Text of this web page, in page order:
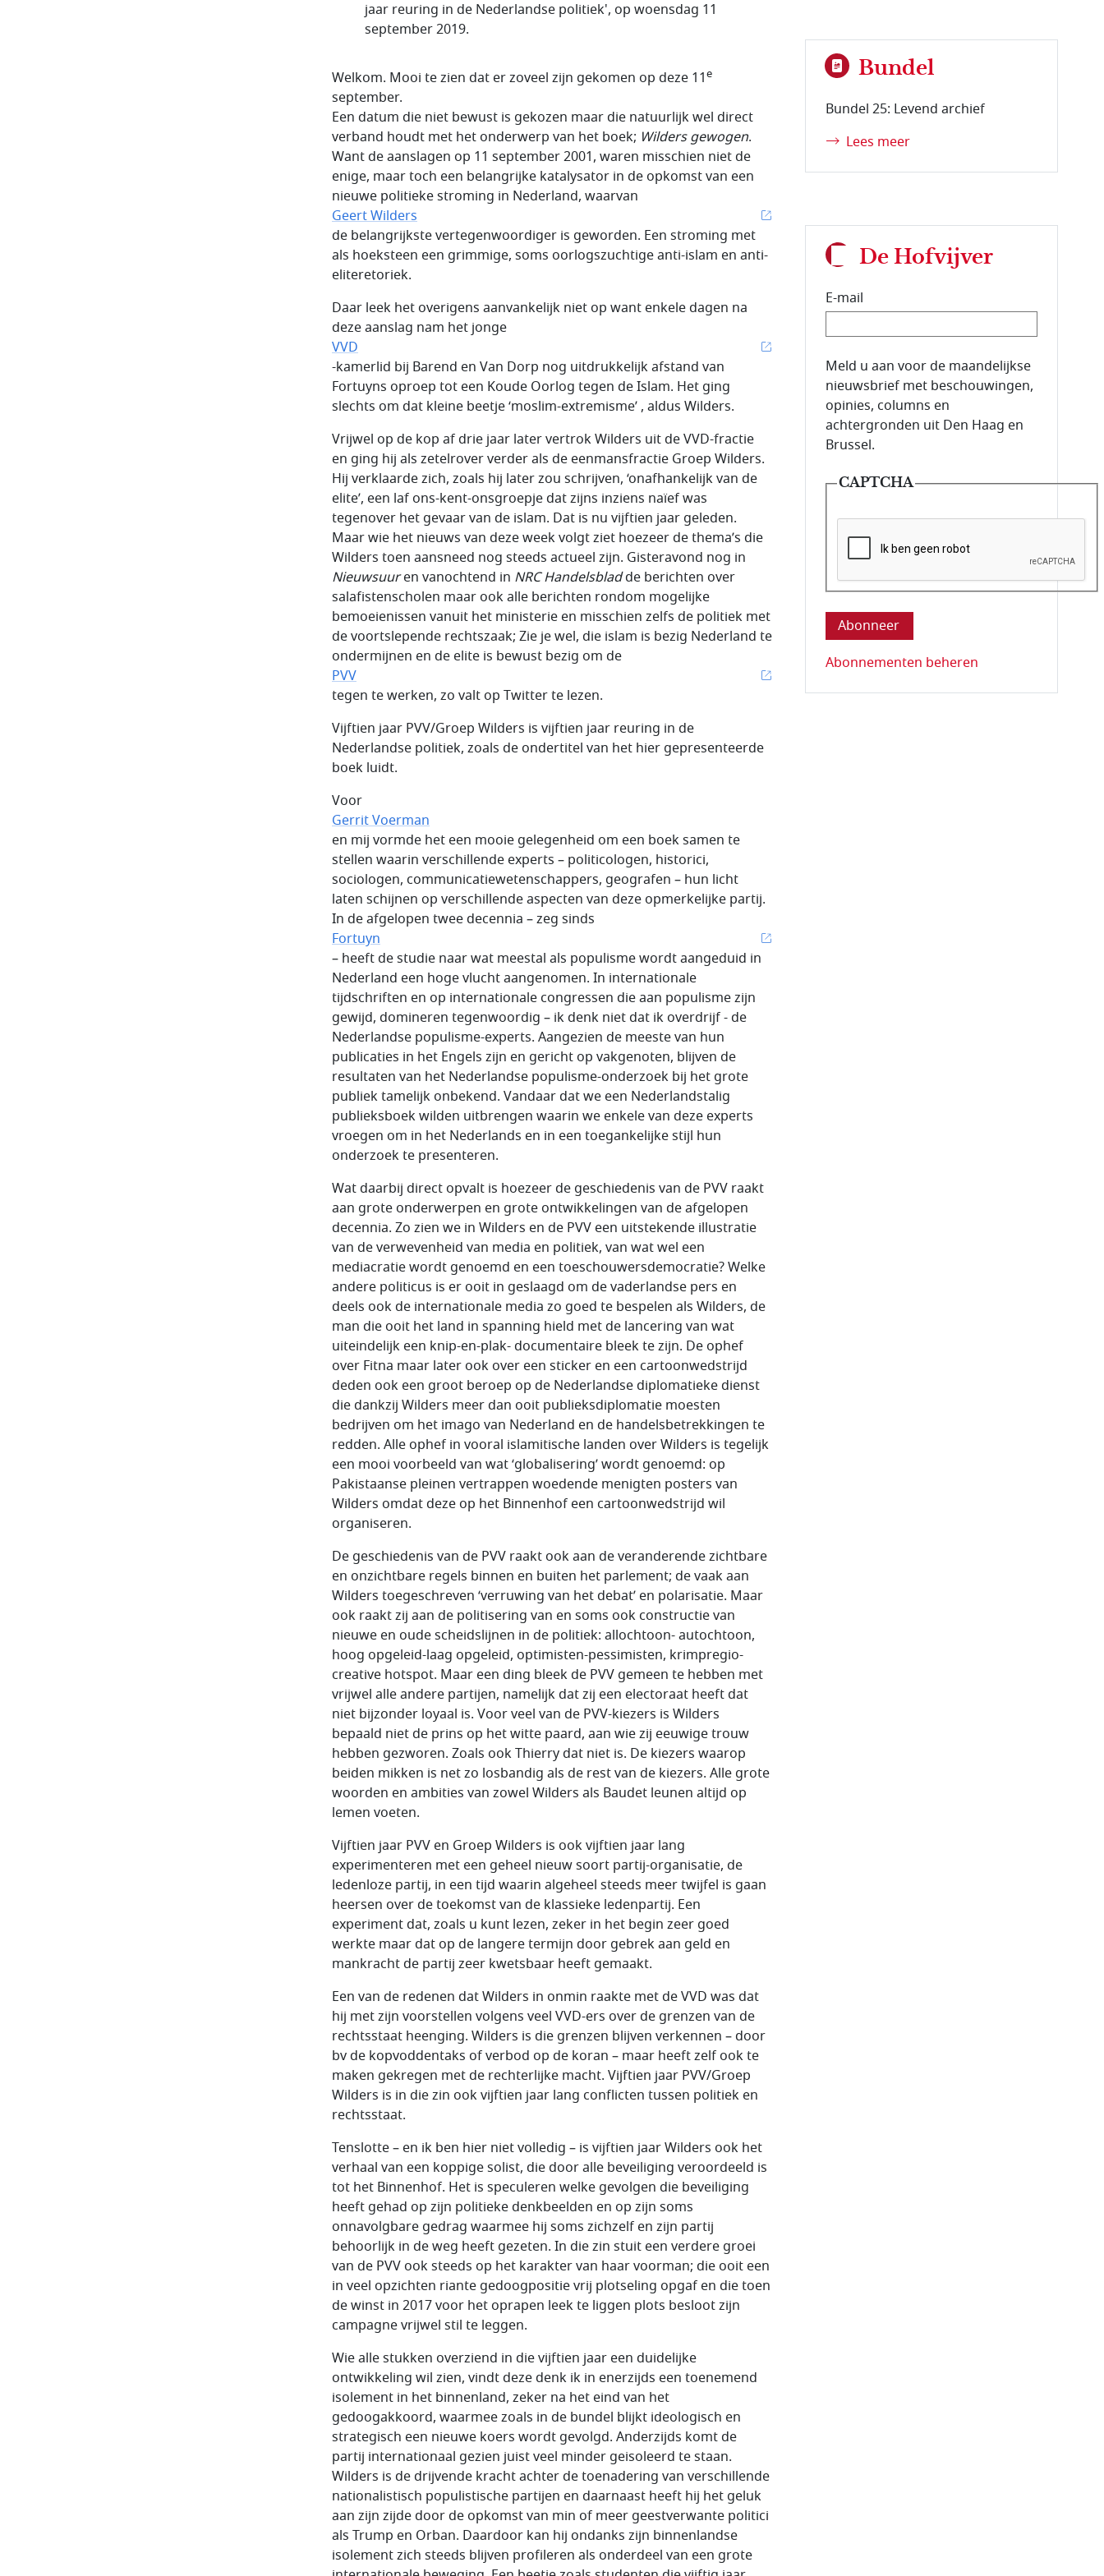
jaar reuring in de Nederlandse politiek', op woensdag 11
september 2019.
Welkom. Mooi te zien dat er zoveel zijn gekomen op deze 11e
september.
Een datum die niet bewust is gekozen maar die natuurlijk wel direct
verband houdt met het onderwerp van het boek; Wilders gewogen.
Want de aanslagen op 11 september 2001, waren misschien niet de
enige, maar toch een belangrijke katalysator in de opkomst van een
nieuwe politieke stroming in Nederland, waarvan
Geert Wilders
de belangrijkste vertegenwoordiger is geworden. Een stroming met
als hoeksteen een grimmige, soms oorlogszuchtige anti-islam en anti-
eliteretoriek.
Daar leek het overigens aanvankelijk niet op want enkele dagen na
deze aanslag nam het jonge
VVD
-kamerlid bij Barend en Van Dorp nog uitdrukkelijk afstand van
Fortuyns oproep tot een Koude Oorlog tegen de Islam. Het ging
slechts om dat kleine beetje ‘moslim-extremisme’ , aldus Wilders.
Vrijwel op de kop af drie jaar later vertrok Wilders uit de VVD-fractie
en ging hij als zetelrover verder als de eenmansfractie Groep Wilders.
Hij verklaarde zich, zoals hij later zou schrijven, ‘onafhankelijk van de
elite’, een laf ons-kent-onsgroepje dat zijns inziens naïef was
tegenover het gevaar van de islam. Dat is nu vijftien jaar geleden.
Maar wie het nieuws van deze week volgt ziet hoezeer de thema’s die
Wilders toen aansneed nog steeds actueel zijn. Gisteravond nog in
Nieuwsuuren vanochtend in NRC Handelsbladde berichten over
salafistenscholen maar ook alle berichten rondom mogelijke
bemoeienissen vanuit het ministerie en misschien zelfs de politiek met
de voortslepende rechtszaak; Zie je wel, die islam is bezig Nederland te
ondermijnen en de elite is bewust bezig om de
PVV
tegen te werken, zo valt op Twitter te lezen.
Vijftien jaar PVV/Groep Wilders is vijftien jaar reuring in de
Nederlandse politiek, zoals de ondertitel van het hier gepresenteerde
boek luidt.
Voor
Gerrit Voerman
en mij vormde het een mooie gelegenheid om een boek samen te
stellen waarin verschillende experts – politicologen, historici,
sociologen, communicatiewetenschappers, geografen – hun licht
laten schijnen op verschillende aspecten van deze opmerkelijke partij.
In de afgelopen twee decennia – zeg sinds
Fortuyn
– heeft de studie naar wat meestal als populisme wordt aangeduid in
Nederland een hoge vlucht aangenomen. In internationale
tijdschriften en op internationale congressen die aan populisme zijn
gewijd, domineren tegenwoordig – ik denk niet dat ik overdrijf - de
Nederlandse populisme-experts. Aangezien de meeste van hun
publicaties in het Engels zijn en gericht op vakgenoten, blijven de
resultaten van het Nederlandse populisme-onderzoek bij het grote
publiek tamelijk onbekend. Vandaar dat we een Nederlandstalig
publieksboek wilden uitbrengen waarin we enkele van deze experts
vroegen om in het Nederlands en in een toegankelijke stijl hun
onderzoek te presenteren.
Wat daarbij direct opvalt is hoezeer de geschiedenis van de PVV raakt
aan grote onderwerpen en grote ontwikkelingen van de afgelopen
decennia. Zo zien we in Wilders en de PVV een uitstekende illustratie
van de verwevenheid van media en politiek, van wat wel een
mediacratie wordt genoemd en een toeschouwersdemocratie? Welke
andere politicus is er ooit in geslaagd om de vaderlandse pers en
deels ook de internationale media zo goed te bespelen als Wilders, de
man die ooit het land in spanning hield met de lancering van wat
uiteindelijk een knip-en-plak- documentaire bleek te zijn. De ophef
over Fitna maar later ook over een sticker en een cartoonwedstrijd
deden ook een groot beroep op de Nederlandse diplomatieke dienst
die dankzij Wilders meer dan ooit publieksdiplomatie moesten
bedrijven om het imago van Nederland en de handelsbetrekkingen te
redden. Alle ophef in vooral islamitische landen over Wilders is tegelijk
een mooi voorbeeld van wat ‘globalisering’ wordt genoemd: op
Pakistaanse pleinen vertrappen woedende menigten posters van
Wilders omdat deze op het Binnenhof een cartoonwedstrijd wil
organiseren.
De geschiedenis van de PVV raakt ook aan de veranderende zichtbare
en onzichtbare regels binnen en buiten het parlement; de vaak aan
Wilders toegeschreven ‘verruwing van het debat’ en polarisatie. Maar
ook raakt zij aan de politisering van en soms ook constructie van
nieuwe en oude scheidslijnen in de politiek: allochtoon- autochtoon,
hoog opgeleid-laag opgeleid, optimisten-pessimisten, krimpregio-
creative hotspot. Maar een ding bleek de PVV gemeen te hebben met
vrijwel alle andere partijen, namelijk dat zij een electoraat heeft dat
niet bijzonder loyaal is. Voor veel van de PVV-kiezers is Wilders
bepaald niet de prins op het witte paard, aan wie zij eeuwige trouw
hebben gezworen. Zoals ook Thierry dat niet is. De kiezers waarop
beiden mikken is net zo losbandig als de rest van de kiezers. Alle grote
woorden en ambities van zowel Wilders als Baudet leunen altijd op
lemen voeten.
Vijftien jaar PVV en Groep Wilders is ook vijftien jaar lang
experimenteren met een geheel nieuw soort partij-organisatie, de
ledenloze partij, in een tijd waarin algeheel steeds meer twijfel is gaan
heersen over de toekomst van de klassieke ledenpartij. Een
experiment dat, zoals u kunt lezen, zeker in het begin zeer goed
werkte maar dat op de langere termijn door gebrek aan geld en
mankracht de partij zeer kwetsbaar heeft gemaakt.
Een van de redenen dat Wilders in onmin raakte met de VVD was dat
hij met zijn voorstellen volgens veel VVD-ers over de grenzen van de
rechtsstaat heenging. Wilders is die grenzen blijven verkennen – door
bv de kopvoddentaks of verbod op de koran – maar heeft zelf ook te
maken gekregen met de rechterlijke macht. Vijftien jaar PVV/Groep
Wilders is in die zin ook vijftien jaar lang conflicten tussen politiek en
rechtsstaat.
Tenslotte – en ik ben hier niet volledig – is vijftien jaar Wilders ook het
verhaal van een koppige solist, die door alle beveiliging veroordeeld is
tot het Binnenhof. Het is speculeren welke gevolgen die beveiliging
heeft gehad op zijn politieke denkbeelden en op zijn soms
onnavolgbare gedrag waarmee hij soms zichzelf en zijn partij
behoorlijk in de weg heeft gezeten. In die zin stuit een verdere groei
van de PVV ook steeds op het karakter van haar voorman; die ooit een
in veel opzichten riante gedoogpositie vrij plotseling opgaf en die toen
de winst in 2017 voor het oprapen leek te liggen plots besloot zijn
campagne vrijwel stil te leggen.
Wie alle stukken overziend in die vijftien jaar een duidelijke
ontwikkeling wil zien, vindt deze denk ik in enerzijds een toenemend
isolement in het binnenland, zeker na het eind van het
gedoogakkoord, waarmee zoals in de bundel blijkt ideologisch en
strategisch een nieuwe koers wordt gevolgd. Anderzijds komt de
partij internationaal gezien juist veel minder geisoleerd te staan.
Wilders is de drijvende kracht achter de toenadering van verschillende
nationalistisch populistische partijen en daarnaast heeft hij het geluk
aan zijn zijde door de opkomst van min of meer geestverwante politici
als Trump en Orban. Daardoor kan hij ondanks zijn binnenlandse
isolement zich steeds blijven profileren als onderdeel van een grote
Bundel
Bundel 25: Levend archief
Lees meer
De Hofvijver
E-mail
E-mailadres van de abonnee.
Meld u aan voor de maandelijkse
nieuwsbrief met beschouwingen,
opinies, columns en
achtergronden uit Den Haag en
Brussel.
CAPTCHA
Deze vraag is om te controleren dat u
Abonnementen beheren